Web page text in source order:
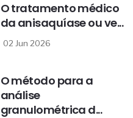
O tratamento médico
da anisaquíase ou ve...
02 Jun 2026
O método para a
análise
granulométrica d...